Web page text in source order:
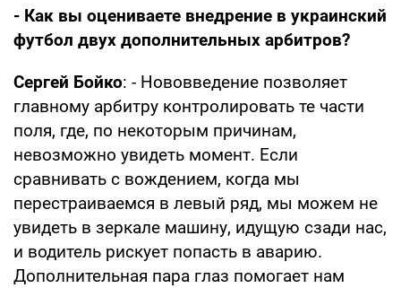
- Как вы оцениваете внедрение в украинский
футбол двух дополнительных арбитров?
Сергей Бойко: - Нововведение позволяет
главному арбитру контролировать те части
поля, где, по некоторым причинам,
невозможно увидеть момент. Если
сравнивать с вождением, когда мы
перестраиваемся в левый ряд, мы можем не
увидеть в зеркале машину, идущую сзади нас,
и водитель рискует попасть в аварию.
Дополнительная пара глаз помогает нам